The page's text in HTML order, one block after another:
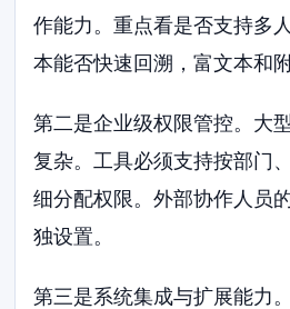
作能力。重点看是否支持多
本能否快速回溯，富文本和
第二是企业级权限管控。大
复杂。工具必须支持按部门
细分配权限。外部协作人员
独设置。
第三是系统集成与扩展能力